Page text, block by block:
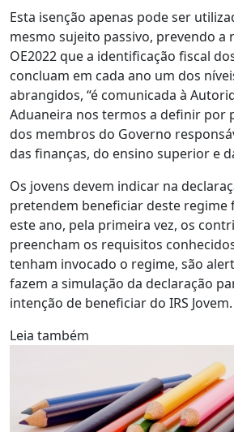
Esta isenção apenas pode ser
mesmo sujeito passivo, prevendo a
OE2022 que a identificação fiscal
concluam em cada ano um dos
abrangidos, “é comunicada à
Aduaneira nos termos a definir por
dos membros do Governo
das finanças, do ensino superior e
Os jovens devem indicar na
pretendem beneficiar deste regime
este ano, pela primeira vez, os
preencham os requisitos
tenham invocado o regime, são
fazem a simulação da declaração
intenção de beneficiar do IRS Jovem.
Leia também